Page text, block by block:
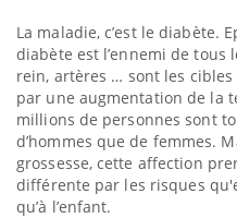
La maladie, c’est le diabète.
diabète est l’ennemi de
rein, artères … sont les
par une augmentation de la
millions de personnes sont
d’hommes que de femmes.
grossesse, cette affection
différente par les risques
qu’à l’enfant.